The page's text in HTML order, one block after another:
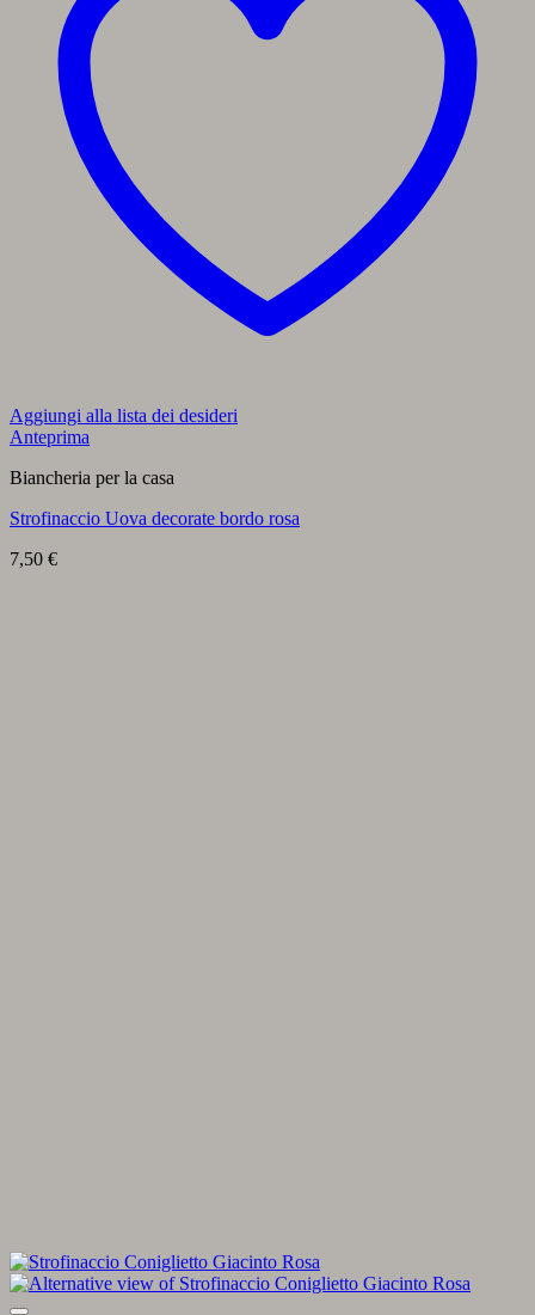
Aggiungi alla lista dei desideri
Anteprima
Biancheria per la casa
Strofinaccio Uova decorate bordo rosa
7,50 €